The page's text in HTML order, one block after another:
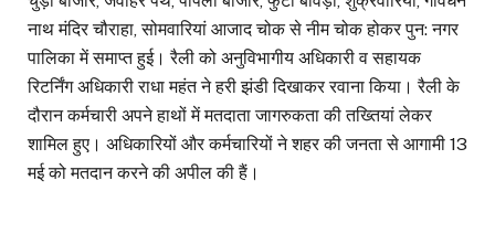
नाथ मंदिर चौराहा, सोमवारियां आजाद चोक से नीम चोक होकर पुन: नगर
पालिका में समाप्त हुई। रैली को अनुविभागीय अधिकारी व सहायक
रिटर्निंग अधिकारी राधा महंत ने हरी झंडी दिखाकर रवाना किया। रैली के
दौरान कर्मचारी अपने हाथों में मतदाता जागरुकता की तख्तियां लेकर
शामिल हुए। अधिकारियों और कर्मचारियों ने शहर की जनता से आगामी 13
मई को मतदान करने की अपील की हैं।